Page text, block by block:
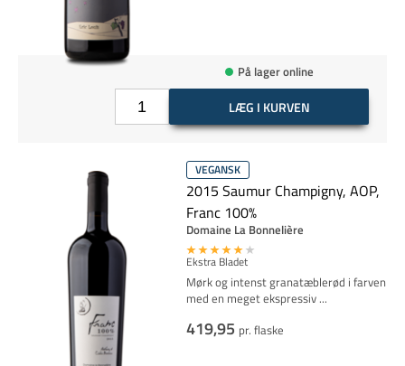
På lager online
LÆG I KURVEN
VEGANSK
2015 Saumur Champigny, AOP,
Franc 100%
Domaine La Bonnelière
Ekstra Bladet
Mørk og intenst granatæblerød i farven
med en meget ekspressiv ...
419,95 pr. flaske